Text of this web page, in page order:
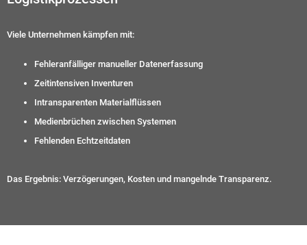
Viele Unternehmen kämpfen mit:
Fehleranfälliger manueller Datenerfassung
Zeitintensiven Inventuren
Intransparenten Materialflüssen
Medienbrüchen zwischen Systemen
Fehlenden Echtzeitdaten
Das Ergebnis: Verzögerungen, Kosten und mangelnde Transparenz.